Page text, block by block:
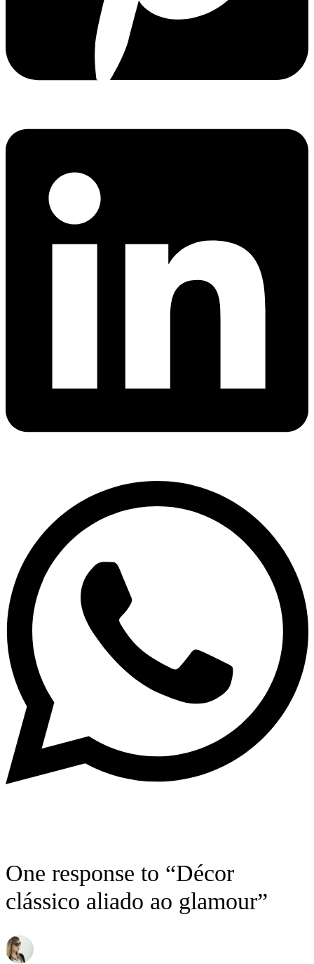
One response to “Décor
clássico aliado ao glamour”